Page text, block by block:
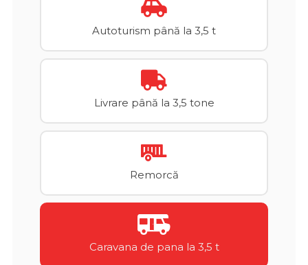
Autoturism până la 3,5 t
Livrare până la 3,5 tone
Remorcă
Caravana de pana la 3,5 t